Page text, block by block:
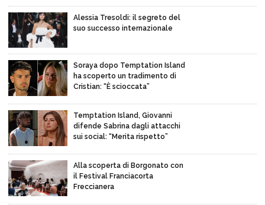
Alessia Tresoldi: il segreto del
suo successo internazionale
Soraya dopo Temptation Island
ha scoperto un tradimento di
Cristian: “È scioccata”
Temptation Island, Giovanni
difende Sabrina dagli attacchi
sui social: “Merita rispetto”
Alla scoperta di Borgonato con
il Festival Franciacorta
Freccianera